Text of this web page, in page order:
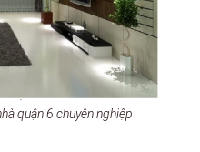
quận 6 chuyên nghiệp